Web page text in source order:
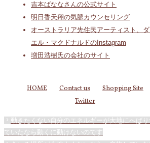
吉本ばななさんの公式サイト
明日香天翔の気脈カウンセリング
オーストラリア先住民アーティスト、
エル・マクドナルドのInstagram
増田浩樹氏の会社のサイト
HOME Contact us
Shopping Site
Twitter
動きたくない自分のエネルギーが大地にへばり
ていたなら動くに動けないのです